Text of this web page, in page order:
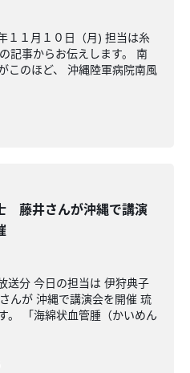
１月１０日（月) 担当は糸
記事からお伝えします。 南
このほど、 沖縄陸軍病院南風
藤井さんが沖縄で講演
分 今日の担当は 伊狩典子
んが 沖縄で講演会を開催 琉
。 「海綿状血管腫（かいめん